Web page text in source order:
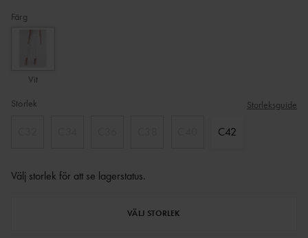
Färg
Vit
Storlek
Storleksguide
C42
Välj storlek för att se lagerstatus.
VÄLJ STORLEK